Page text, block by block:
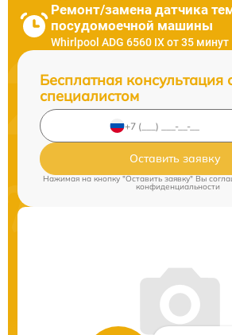
Ремонт/замена датчика
посудомоечной машины
Whirlpool ADG 6560 IX от 35 минут
Бесплатная консультация
специалистом
Оставить заявку
Нажимая на кнопку "Оставить заявку" Вы
конфиденциальности